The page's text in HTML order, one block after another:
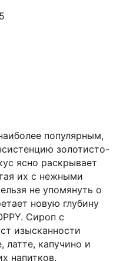
популярным,
золотисто-
ясно раскрывает
их с нежными
не упомянуть о
новую глубину
Сироп с
изысканности
латте, капучино и
напитков.